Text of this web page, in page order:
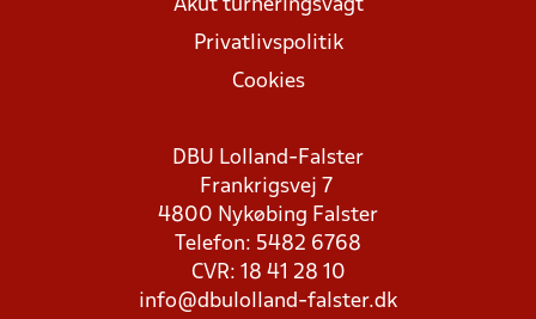
Akut turneringsvagt
Privatlivspolitik
Cookies
DBU Lolland-Falster
Frankrigsvej 7
4800 Nykøbing Falster
Telefon: 5482 6768
CVR: 18 41 28 10
info@dbulolland-falster.dk